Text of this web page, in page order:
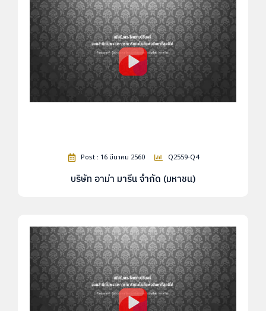
Post : 16 มีนาคม 2560 Q2559-Q4
บริษัท อาม่า มารีน จำกัด (มหาชน)